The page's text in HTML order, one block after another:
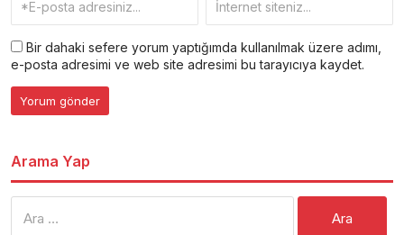
Bir dahaki sefere yorum yaptığımda kullanılmak üzere adımı,
e-posta adresimi ve web site adresimi bu tarayıcıya kaydet.
Arama Yap